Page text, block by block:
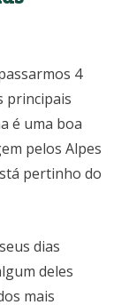
4
principais
é uma boa
pelos Alpes
pertinho do
dias
deles
mais